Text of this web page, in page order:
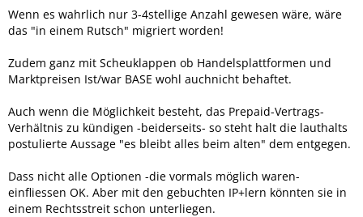
Wenn es wahrlich nur 3-4stellige Anzahl gewesen wäre, wäre
das "in einem Rutsch" migriert worden!
Zudem ganz mit Scheuklappen ob Handelsplattformen und
Marktpreisen Ist/war BASE wohl auchnicht behaftet.
Auch wenn die Möglichkeit besteht, das Prepaid-Vertrags-
Verhältnis zu kündigen -beiderseits- so steht halt die lauthalts
postulierte Aussage "es bleibt alles beim alten" dem entgegen.
Dass nicht alle Optionen -die vormals möglich waren-
einfliessen OK. Aber mit den gebuchten IP+lern könnten sie in
einem Rechtsstreit schon unterliegen.